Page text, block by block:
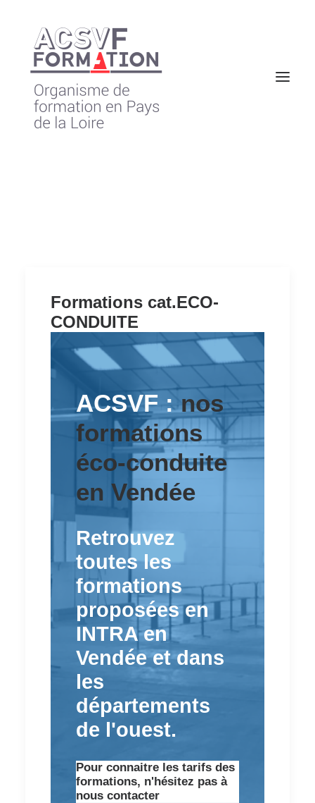
Formations cat.ECO-
CONDUITE
ACSVF :nos
formations
éco-conduite
en Vendée
Retrouvez
toutes les
formations
proposées en
INTRA en
Vendée et dans
les
départements
de l'ouest.
Pour connaitre les tarifs des
formations, n'hésitez pas à
nous contacter